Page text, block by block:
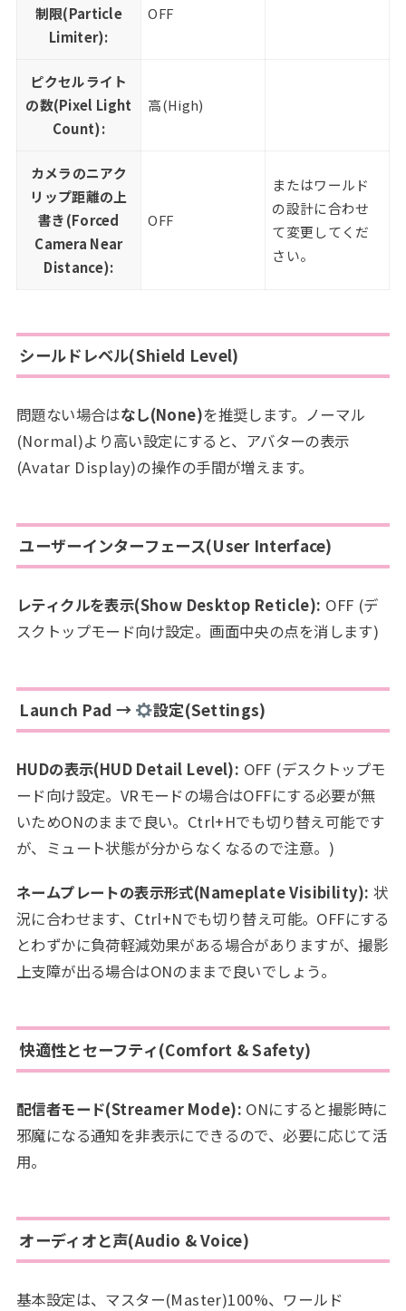
制限(Particle
Limiter):
OFF
ピクセルライト
の数(Pixel Light
Count):
高(High)
カメラのニアク
リップ距離の上
書き(Forced
Camera Near
Distance):
OFF
またはワールド
の設計に合わせ
て変更してくだ
さい。
シールドレベル(Shield Level)
問題ない場合はなし(None)を推奨します。ノーマル
(Normal)より高い設定にすると、アバターの表示
(Avatar Display)の操作の手間が増えます。
ユーザーインターフェース(User Interface)
レティクルを表示(Show Desktop Reticle): OFF (デ
スクトップモード向け設定。画面中央の点を消します)
Launch Pad → 設定(Settings)
HUDの表示(HUD Detail Level): OFF (デスクトップモ
ード向け設定。VRモードの場合はOFFにする必要が無
いためONのままで良い。Ctrl+Hでも切り替え可能です
が、ミュート状態が分からなくなるので注意。)
ネームプレートの表示形式(Nameplate Visibility): 状
況に合わせます、Ctrl+Nでも切り替え可能。OFFにする
とわずかに負荷軽減効果がある場合がありますが、撮影
上支障が出る場合はONのままで良いでしょう。
快適性とセーフティ(Comfort & Safety)
配信者モード(Streamer Mode): ONにすると撮影時に
邪魔になる通知を非表示にできるので、必要に応じて活
用。
オーディオと声(Audio & Voice)
基本設定は、マスター(Master)100%、ワールド